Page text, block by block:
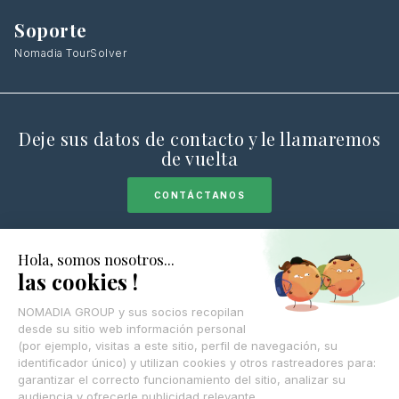
Soporte
Nomadia TourSolver
Deje sus datos de contacto y le llamaremos
de vuelta
CONTÁCTANOS
© Nomadia 2025
Aviso legal
Condiciones generales de uso de la plataforma Nomadia
Política de cookies – Gestión de datos de navegación Nomadia
Protección de datos personales – Política Nomadia
Español
Français
English
Italiano